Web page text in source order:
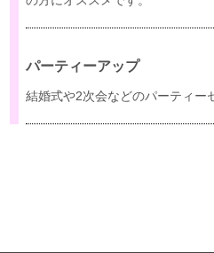
パーティーアップ
結婚式や2次会などのパーティー